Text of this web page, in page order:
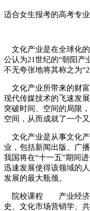
适合女生报考的高考专
文化产业是在全球化
公认为21世纪的“朝阳产
不无夸张地将其称之为
文化产业所带来的财
现代传媒技术的飞速发
突破时间、空间的局限
空间，从而成就了一个
文化产业是从事文化
业，包括新闻出版、广
我国将在“十一五”期间
迅速发展使得该领域的
发展的最大瓶颈。
院校课程 产业经济
史、文化市场营销学、